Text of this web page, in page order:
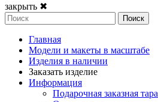
закрыть ✖
Поиск
Главная
Модели и макеты в масштабе
Изделия в наличии
Заказать изделие
Информация
Подарочная заказная тара